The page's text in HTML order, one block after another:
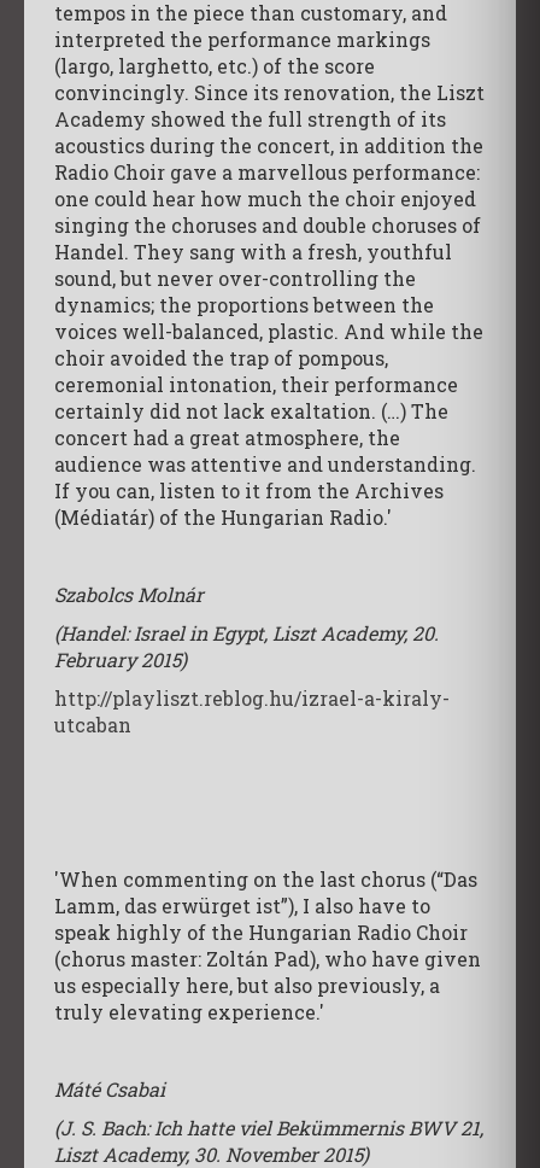
tempos in the piece than customary, and
interpreted the performance markings
(largo, larghetto, etc.) of the score
convincingly. Since its renovation, the Liszt
Academy showed the full strength of its
acoustics during the concert, in addition the
Radio Choir gave a marvellous performance:
one could hear how much the choir enjoyed
singing the choruses and double choruses of
Handel. They sang with a fresh, youthful
sound, but never over-controlling the
dynamics; the proportions between the
voices well-balanced, plastic. And while the
choir avoided the trap of pompous,
ceremonial intonation, their performance
certainly did not lack exaltation. (…) The
concert had a great atmosphere, the
audience was attentive and understanding.
If you can, listen to it from the Archives
(Médiatár) of the Hungarian Radio.'
Szabolcs Molnár
(Handel: Israel in Egypt, Liszt Academy, 20.
February 2015)
http://playliszt.reblog.hu/izrael-a-kiraly-
utcaban
'When commenting on the last chorus (“Das
Lamm, das erwürget ist”), I also have to
speak highly of the Hungarian Radio Choir
(chorus master: Zoltán Pad), who have given
us especially here, but also previously, a
truly elevating experience.'
Máté Csabai
(J. S. Bach: Ich hatte viel Bekümmernis BWV 21,
Liszt Academy, 30. November 2015)